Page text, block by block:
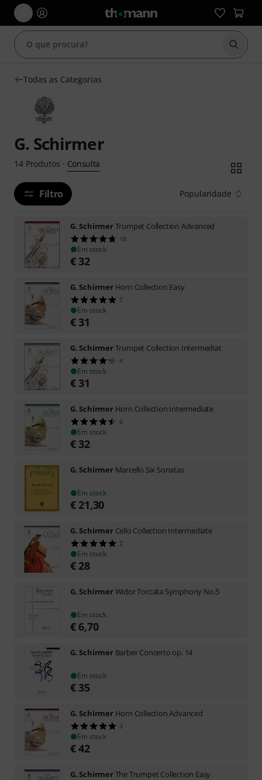
Iniciar
Todas as Categorias
G. Schirmer
14 Produtos · Consulta
Filtro Popularidade
G. SchirmerTrumpet Collection Advanced
18
Em stock
€ 32
G. Schirmer Horn Collection Easy
7
Em stock
€ 31
G. SchirmerTrumpet Collection Intermediat
4
Em stock
€ 31
G. Schirmer Horn Collection Intermediate
6
Em stock
€ 32
G. Schirmer Marcello Six Sonatas
Em stock
€ 21,30
G. Schirmer Cello Collection Intermediate
2
Em stock
€ 28
G. SchirmerWidor Toccata Symphony No.5
Em stock
€ 6,70
G. Schirmer Barber Concerto op. 14
Em stock
€ 35
G. Schirmer Horn Collection Advanced
3
Em stock
€42
G. SchirmerThe Trumpet Collection Easy